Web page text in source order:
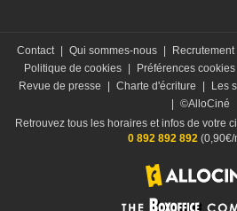
Contact Qui sommes-nous Recrutement
Politique de cookies
Préférences cookies
Revue de presse
Charte d'écriture Les
©AlloCiné
Retrouvez tous les horaires et infos de votre
0 892 892 892(0,90€/